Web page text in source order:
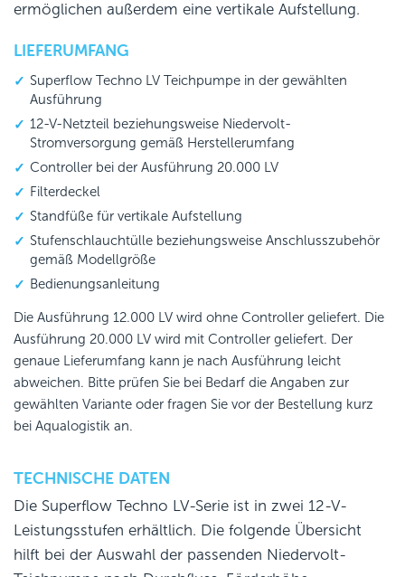
ermöglichen außerdem eine vertikale Aufstellung.
LIEFERUMFANG
Superflow Techno LV Teichpumpe in der gewählten
Ausführung
12-V-Netzteil beziehungsweise Niedervolt-
Stromversorgung gemäß Herstellerumfang
Controller bei der Ausführung 20.000 LV
Filterdeckel
Standfüße für vertikale Aufstellung
Stufenschlauchtülle beziehungsweise Anschlusszubehör
gemäß Modellgröße
Bedienungsanleitung
Die Ausführung 12.000 LV wird ohne Controller geliefert. Die
Ausführung 20.000 LV wird mit Controller geliefert. Der
genaue Lieferumfang kann je nach Ausführung leicht
abweichen. Bitte prüfen Sie bei Bedarf die Angaben zur
gewählten Variante oder fragen Sie vor der Bestellung kurz
bei Aqualogistik an.
TECHNISCHE DATEN
Die Superflow Techno LV-Serie ist in zwei 12-V-
Leistungsstufen erhältlich. Die folgende Übersicht
hilft bei der Auswahl der passenden Niedervolt-